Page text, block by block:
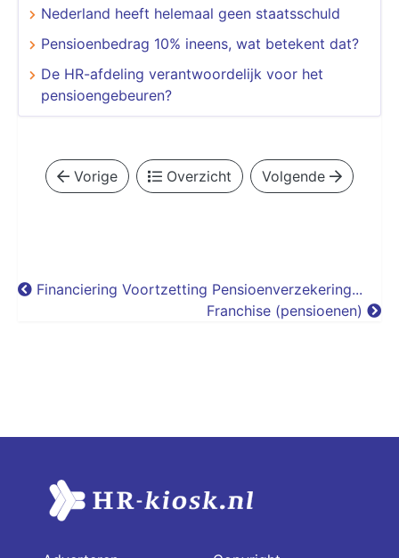
Nederland heeft helemaal geen staatsschuld
Pensioenbedrag 10% ineens, wat betekent dat?
De HR-afdeling verantwoordelijk voor het
pensioengebeuren?
Vorige Overzicht Volgende
Financiering Voortzetting Pensioenverzekering...
Franchise (pensioenen)